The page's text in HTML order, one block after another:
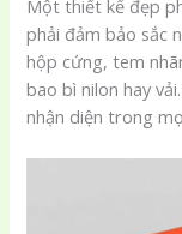
Một thiết kế đẹp
phải đảm bảo sắc
hộp cứng, tem
bao bì nilon hay
nhận diện trong